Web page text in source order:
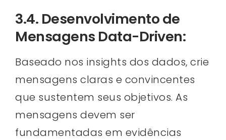
3.4. Desenvolvimento de
Mensagens Data-Driven:
Baseado nos insights dos dados, crie
mensagens claras e convincentes
que sustentem seus objetivos. As
mensagens devem ser
fundamentadas em evidências